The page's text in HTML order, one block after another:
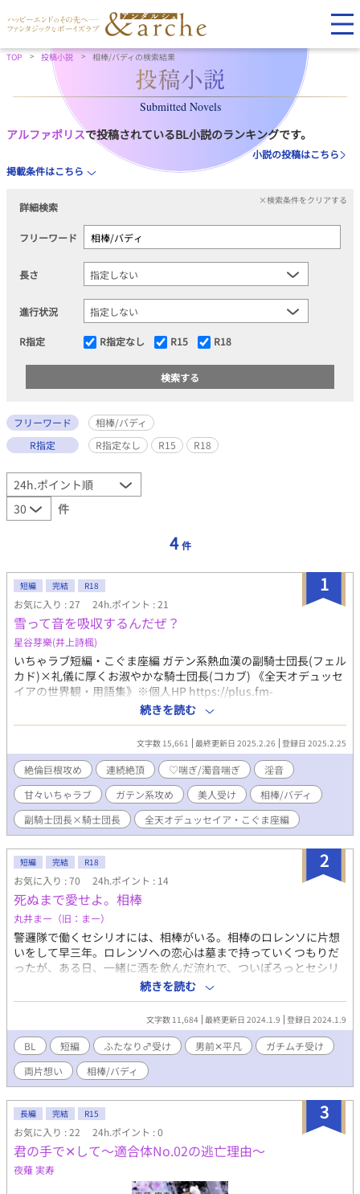
TOP 投稿小説 相棒/バディの検索結果
Submitted Novels
アルファポリスで投稿されているBL小説のランキングです。
小説の投稿はこちら
掲載条件はこちら
詳細検索
×検索条件をクリアする
フリーワード
長さ
進行状況
R指定 R指定なし R15 R18
フリーワード
相棒/バディ
R指定
R指定なし R15 R18
件
4 件
1
短編 完結 R18
お気に入り : 27 24h.ポイント : 21
雪って音を吸収するんだぜ？
星谷芽樂(井上詩楓)
いちゃラブ短編・こぐま座編 ガテン系熱血漢の副騎士団長(フェル
カド)×礼儀に厚くお淑やかな騎士団長(コカブ) 《全天オデュッセ
イアの世界観・用語集》※個人HP https://plus.fm-
p.jp/u/odu88kitra/free?id=4 【あらすじ】 全天オデュッセイア・
最北の国、小熊国。 雪原の広がるこの国で騎士団の定期訓練が行
われようとしていた。 その前夜、雪蔵(かまくら)を造り就寝する
騎士達の中で、騎士団長と副騎士団長が共にする雪蔵は甘い空気
が漂っていて…… 世間では「極の双璧」と謳われる相棒同士の熱
くてトロトロに甘い夜をお楽しみ下さい♥ ⚠️♡喘ぎ濁点喘ぎ淫音
多めです。
続きを読む
文字数 15,661 最終更新日 2025.2.26 登録日 2025.2.25
絶倫巨根攻め 連続絶頂 ♡喘ぎ/濁音喘ぎ
淫音
甘々いちゃラブ
ガテン系攻め 美人受け
相棒/バディ
副騎士団長×騎士団長
全天オデュッセイア・こぐま座編
2
短編 完結 R18
お気に入り : 70 24h.ポイント : 14
死ぬまで愛せよ。相棒
丸井まー（旧：まー）
警邏隊で働くセシリオには、相棒がいる。相棒のロレンソに片想
いをして早三年。ロレンソへの恋心は墓まで持っていくつもりだ
ったが、ある日、一緒に酒を飲んだ流れで、ついぽろっとセシリ
オの秘密をバラしてしまう。 男前✕平凡顔ガチムチふたなり♂。
※ふたなり♂受けです。 ※ムーンライトノベルズさんでも公開し
続きを読む
文字数 11,684 最終更新日 2024.1.9 登録日 2024.1.9
BL 短編 ふたなり♂受け 男前✕平凡
ガチムチ受け
両片想い
相棒/バディ
3
長編 完結 R15
お気に入り : 22 24h.ポイント : 0
君の手で‪‪✕‬して～適合体No.02の逃亡理由～
夜薙 実寿